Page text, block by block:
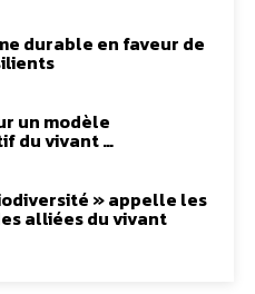
durable en faveur de
un modèle
du vivant …
» appelle les
alliées du vivant